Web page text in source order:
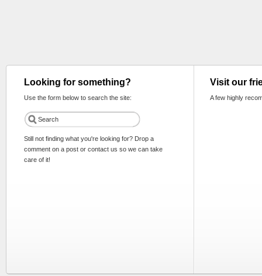
Looking for something?
Use the form below to search the site:
Still not finding what you're looking for? Drop a
comment on a post or contact us so we can take
care of it!
Visit our
A few highly